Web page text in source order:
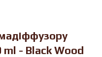
ml - Black Wood